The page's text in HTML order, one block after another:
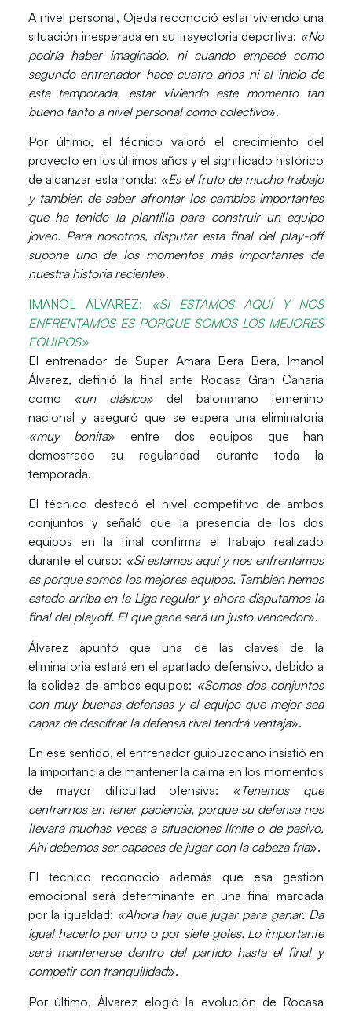
A nivel personal, Ojeda reconoció estar viviendo una
situación inesperada en su trayectoria deportiva: «No
podría haber imaginado, ni cuando empecé como
segundo entrenador hace cuatro años ni al inicio de
esta temporada, estar viviendo este momento tan
bueno tanto a nivel personal como colectivo».
Por último, el técnico valoró el crecimiento del
proyecto en los últimos años y el significado histórico
de alcanzar esta ronda: «Es el fruto de mucho trabajo
y también de saber afrontar los cambios importantes
que ha tenido la plantilla para construir un equipo
joven. Para nosotros, disputar esta final del play-off
supone uno de los momentos más importantes de
nuestra historia reciente».
IMANOL ÁLVAREZ: «SI ESTAMOS AQUÍ Y NOS
ENFRENTAMOS ES PORQUE SOMOS LOS MEJORES
EQUIPOS»
El entrenador de Super Amara Bera Bera, Imanol
Álvarez, definió la final ante Rocasa Gran Canaria
como «un clásico» del balonmano femenino
nacional y aseguró que se espera una eliminatoria
«muy bonita» entre dos equipos que han
demostrado su regularidad durante toda la
temporada.
El técnico destacó el nivel competitivo de ambos
conjuntos y señaló que la presencia de los dos
equipos en la final confirma el trabajo realizado
durante el curso: «Si estamos aquí y nos enfrentamos
es porque somos los mejores equipos. También hemos
estado arriba en la Liga regular y ahora disputamos la
final del playoff. El que gane será un justo vencedor».
Álvarez apuntó que una de las claves de la
eliminatoria estará en el apartado defensivo, debido a
la solidez de ambos equipos: «Somos dos conjuntos
con muy buenas defensas y el equipo que mejor sea
capaz de descifrar la defensa rival tendrá ventaja».
En ese sentido, el entrenador guipuzcoano insistió en
la importancia de mantener la calma en los momentos
de mayor dificultad ofensiva: «Tenemos que
centrarnos en tener paciencia, porque su defensa nos
llevará muchas veces a situaciones límite o de pasivo.
Ahí debemos ser capaces de jugar con la cabeza fría».
El técnico reconoció además que esa gestión
emocional será determinante en una final marcada
por la igualdad: «Ahora hay que jugar para ganar. Da
igual hacerlo por uno o por siete goles. Lo importante
será mantenerse dentro del partido hasta el final y
competir con tranquilidad».
Por último, Álvarez elogió la evolución de Rocasa